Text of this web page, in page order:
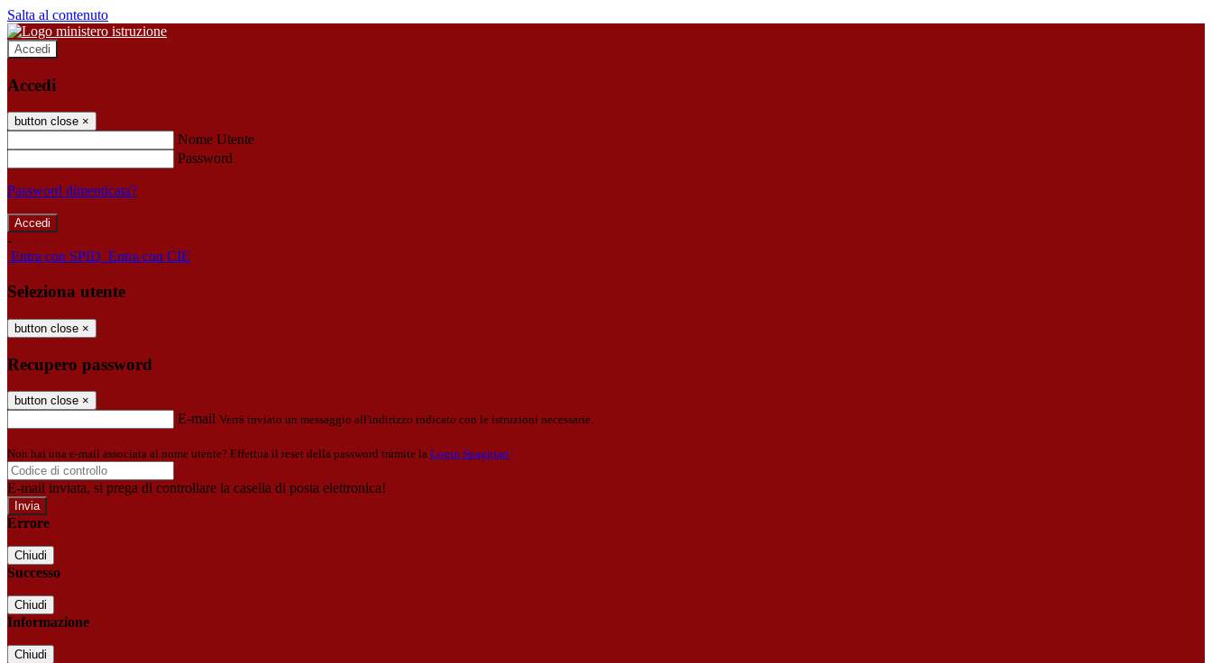
Salta al contenuto
Accedi
Accedi
button close ×
Nome Utente
Password
Password dimenticata?
-
Entra con SPID Entra con CIE
Seleziona utente
button close ×
Recupero password
button close ×
E-mail Verrà inviato un messaggio all'indirizzo indicato con le istruzioni necessarie.
Non hai una e-mail associata al nome utente? Effettua il reset della password tramite la Login Spaggiari
E-mail inviata, si prega di controllare la casella di posta elettronica!
Errore
Chiudi
Successo
Chiudi
Informazione
Chiudi